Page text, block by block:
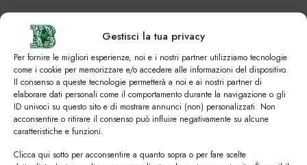
Gestisci la tua privacy
Per fornire le migliori esperienze, noi e i nostri partner utilizziamo tecnologie
come i cookie per memorizzare e/o accedere alle informazioni del dispositivo.
Il consenso a queste tecnologie permetterà a noi e ai nostri partner di
elaborare dati personali come il comportamento durante la navigazione o gli
ID univoci su questo sito e di mostrare annunci (non) personalizzati. Non
acconsentire o ritirare il consenso può influire negativamente su alcune
caratteristiche e funzioni.
Clicca qui sotto per acconsentire a quanto sopra o per fare scelte